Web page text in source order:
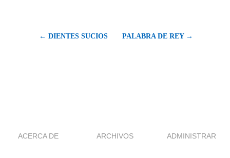
← DIENTES SUCIOS PALABRA DE REY →
ACERCA DE ARCHIVOS ADMINISTRAR